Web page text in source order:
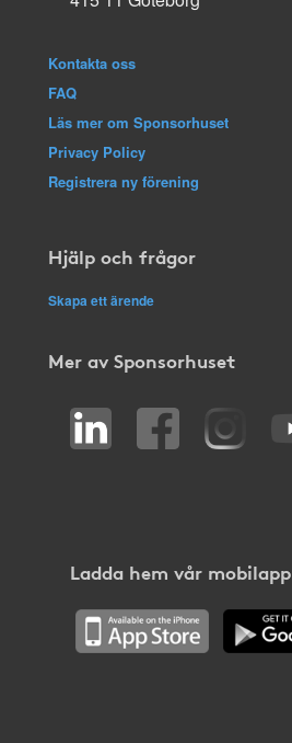
Kontakta oss
FAQ
Läs mer om Sponsorhuset
Privacy Policy
Registrera ny förening
Hjälp och frågor
Skapa ett ärende
Mer av Sponsorhuset
Ladda hem vår mobilapp